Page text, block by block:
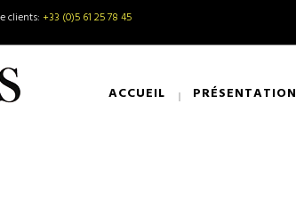
clients: +33 (0)5 61 25 78 45
ACCUEIL PRÉSENTATION